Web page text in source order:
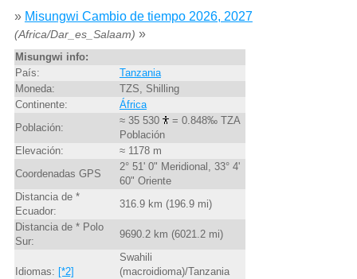
» Misungwi Cambio de tiempo 2026, 2027
(Africa/Dar_es_Salaam) »
Misungwi info:
País:
Tanzania
Moneda:
TZS, Shilling
Continente:
África
Población:
≈ 35 530
= 0.848‰ TZA
Población
Elevación:
≈ 1178 m
Coordenadas GPS
2° 51' 0" Meridional, 33° 4'
60" Oriente
Distancia de *
Ecuador:
316.9 km (196.9 mi)
Distancia de * Polo
Sur:
9690.2 km (6021.2 mi)
Idiomas: [*2]
Swahili
(macroidioma)/Tanzania